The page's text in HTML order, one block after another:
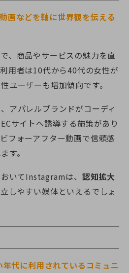
画などを軸に世界観を伝える
、商品やサービスの魅力を直
用者は10代から40代の女性が
ユーザーも増加傾向です。
アパレルブランドがコーディ
サイトへ誘導する施策があり
フォーアフター動画で信頼感
す。
いてInstagramは、認知拡大
しやすい媒体といえるでしょ
年代に利用されているコミュニ